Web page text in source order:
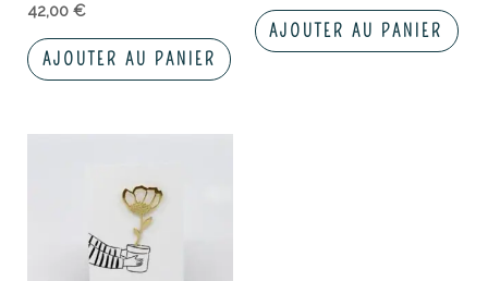
42,00€
AJOUTER AU PANIER
AJOUTER AU PANIER